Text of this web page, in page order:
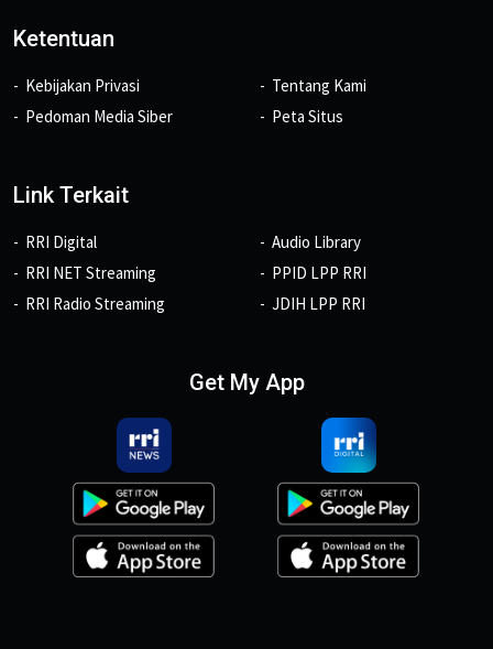
Ketentuan
Kebijakan Privasi
Pedoman Media Siber
Tentang Kami
Peta Situs
Link Terkait
RRI Digital
RRI NET Streaming
RRI Radio Streaming
Audio Library
PPID LPP RRI
JDIH LPP RRI
Get My App